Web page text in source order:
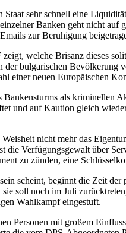
sehr schnell eine
Banken geht nicht auf
zur Beruhigung
welche Brisanz dieses
bulgarischen Bevölkerung
einer neuen Europäischen
als kriminellen
und auf Kaution gleich
nicht mehr das
die Verfügungsgewalt über
zu zünden, eine
scheint, beginnt die Zeit
soll noch im Juli
Wahlkampf eingestuft.
Personen mit großem